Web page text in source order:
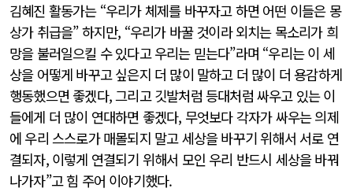
김혜진 활동가는 “우리가 체제를 바꾸자고 하면 어떤 이들은 몽
상가 취급을” 하지만, “우리가 바꿀 것이라 외치는 목소리가 희
망을 불러일으킬 수 있다고 우리는 믿는다”라며 “우리는 이 세
상을 어떻게 바꾸고 싶은지 더 많이 말하고 더 많이 더 용감하게
행동했으면 좋겠다, 그리고 깃발처럼 등대처럼 싸우고 있는 이
들에게 더 많이 연대하면 좋겠다, 무엇보다 각자가 싸우는 의제
에 우리 스스로가 매몰되지 말고 세상을 바꾸기 위해서 서로 연
결되자, 이렇게 연결되기 위해서 모인 우리 반드시 세상을 바꿔
나가자”고 힘 주어 이야기했다.